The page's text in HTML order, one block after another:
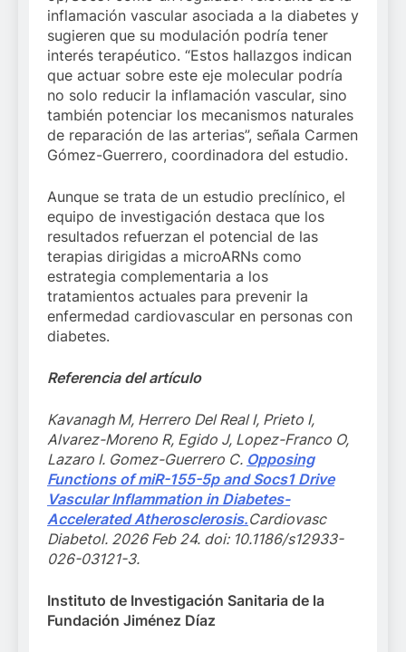
inflamación vascular asociada a la diabetes y
sugieren que su modulación podría tener
interés terapéutico. “Estos hallazgos indican
que actuar sobre este eje molecular podría
no solo reducir la inflamación vascular, sino
también potenciar los mecanismos naturales
de reparación de las arterias”, señala Carmen
Gómez-Guerrero, coordinadora del estudio.
Aunque se trata de un estudio preclínico, el
equipo de investigación destaca que los
resultados refuerzan el potencial de las
terapias dirigidas a microARNs como
estrategia complementaria a los
tratamientos actuales para prevenir la
enfermedad cardiovascular en personas con
diabetes.
Referencia del artículo
Kavanagh M, Herrero Del Real I, Prieto I,
Alvarez-Moreno R, Egido J, Lopez-Franco O,
Lazaro I. Gomez-Guerrero C. Opposing
Functions of miR-155-5p and Socs1 Drive
Vascular Inflammation in Diabetes-
Accelerated Atherosclerosis.Cardiovasc
Diabetol. 2026 Feb 24. doi: 10.1186/s12933-
026-03121-3.
Instituto de Investigación Sanitaria de la
Fundación Jiménez Díaz